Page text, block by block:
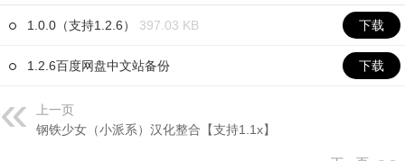
1.0.0（支持1.2.6） 397.03 KB 下载
1.2.6百度网盘中文站备份 下载
上一页
钢铁少女（小派系）汉化整合【支持1.1x】